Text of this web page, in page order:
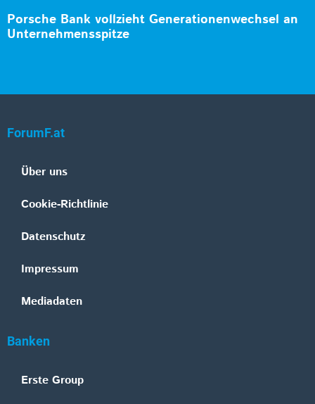
Porsche Bank vollzieht Generationenwechsel an
Unternehmensspitze
ForumF.at
Über uns
Cookie-Richtlinie
Datenschutz
Impressum
Mediadaten
Banken
Erste Group